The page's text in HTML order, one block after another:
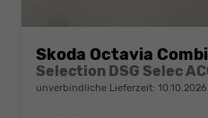
Skoda Octavia Combi
Selection DSG Selec
unverbindliche Lieferzeit: 10.10.2026